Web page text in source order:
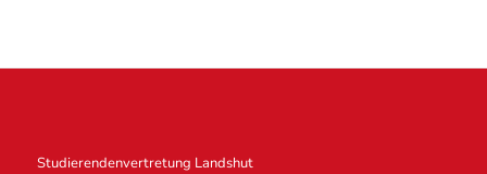
Studierendenvertretung Landshut